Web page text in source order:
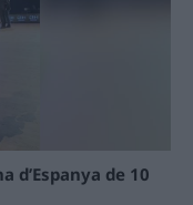
d’Espanya de 10